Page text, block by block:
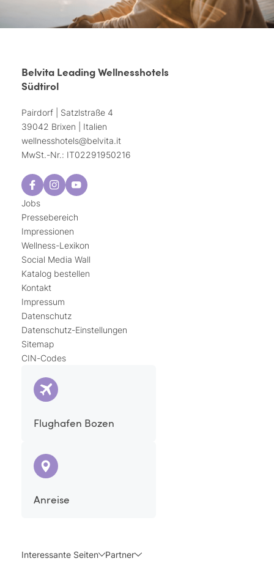
Belvita Leading Wellnesshotels
Südtirol
Pairdorf | Satzlstraße 4
39042 Brixen | Italien
wellnesshotels@belvita.it
MwSt.-Nr.: IT02291950216
Jobs
Pressebereich
Impressionen
Wellness-Lexikon
Social Media Wall
Katalog bestellen
Kontakt
Impressum
Datenschutz
Datenschutz-Einstellungen
Sitemap
CIN-Codes
Flughafen Bozen
Anreise
Interessante Seiten Partner